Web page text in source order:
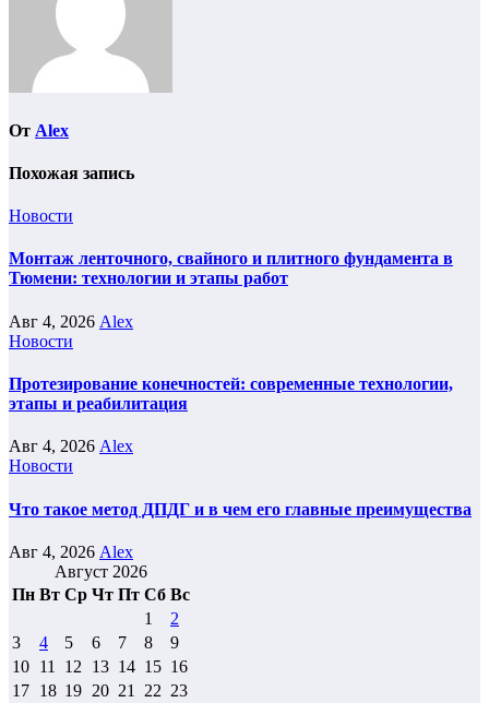
От Alex
Похожая запись
Новости
Монтаж ленточного, свайного и плитного фундамента в
Тюмени: технологии и этапы работ
Авг 4, 2026 Alex
Новости
Протезирование конечностей: современные технологии,
этапы и реабилитация
Авг 4, 2026 Alex
Новости
Что такое метод ДПДГ и в чем его главные преимущества
Авг 4, 2026 Alex
Август 2026
Пн Вт Ср Чт Пт Сб Вс
1
2
3
4 5 6 7 8
9
10 11 12 13 14 15 16
17 18 19 20 21 22 23